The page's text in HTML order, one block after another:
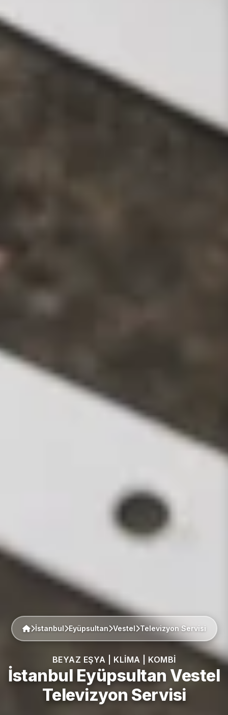
İstanbul Eyüpsultan Vestel Televizyon Servisi
BEYAZ EŞYA | KLIMA | KOMBI
İstanbul Eyüpsultan Vestel
Televizyon Servisi